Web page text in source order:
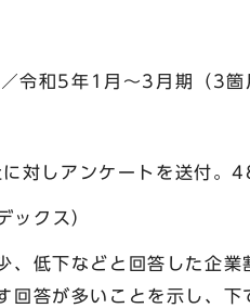
令和5年1月～3月期（3箇
対しアンケートを送付。
クス）
低下などと回答した企
答が多いことを示し、